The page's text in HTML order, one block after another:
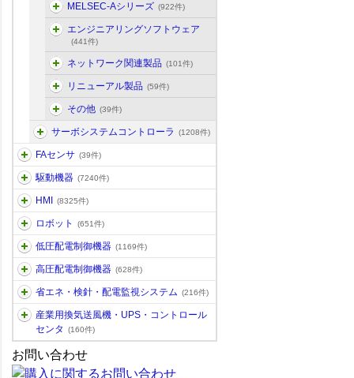
MELSEC-Aシリーズ (922件)
エンジニアリングソフトウェア
(441件)
ネットワーク関連製品 (101件)
リニューアル製品 (59件)
その他 (39件)
サーボシステムコントローラ (1208件)
FAセンサ (39件)
駆動機器 (7240件)
HMI (8325件)
ロボット (651件)
低圧配電制御機器 (1169件)
高圧配電制御機器 (628件)
省エネ・検針・配電監視システム (216件)
産業用換気送風機・UPS・コントロール
センタ
(160件)
お問い合わせ